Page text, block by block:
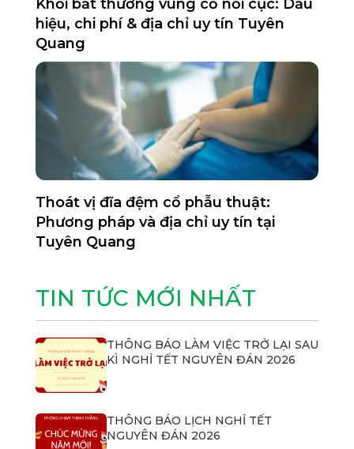
Khối bất thường vùng cổ nổi cục: Dấu
hiệu, chi phí & địa chỉ uy tín Tuyên
Quang
Thoát vị đĩa đệm cổ phẫu thuật:
Phương pháp và địa chỉ uy tín tại
Tuyên Quang
TIN TỨC MỚI NHẤT
THÔNG BÁO LÀM VIỆC TRỞ LẠI SAU
KÌ NGHỈ TẾT NGUYÊN ĐÁN 2026
THÔNG BÁO LỊCH NGHỈ TẾT
NGUYÊN ĐÁN 2026